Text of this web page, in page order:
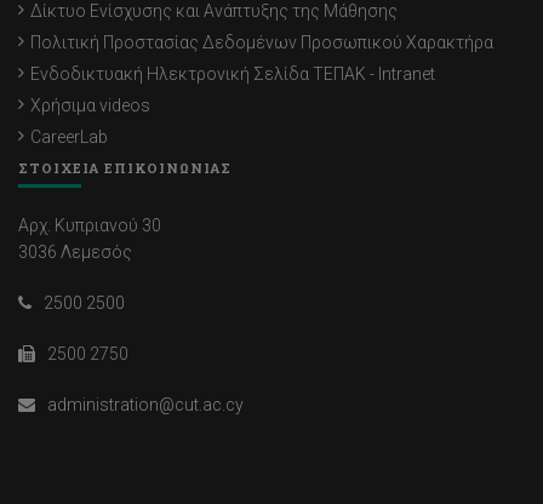
Δίκτυο Ενίσχυσης και Ανάπτυξης της Μάθησης
Πολιτική Προστασίας Δεδομένων Προσωπικού Χαρακτήρα
Ενδοδικτυακή Ηλεκτρονική Σελίδα ΤΕΠΑΚ - Intranet
Χρήσιμα videos
CareerLab
ΣΤΟΙΧΕΙΑ ΕΠΙΚΟΙΝΩΝΙΑΣ
Αρχ. Κυπριανού 30
3036 Λεμεσός
2500 2500
2500 2750
administration@cut.ac.cy